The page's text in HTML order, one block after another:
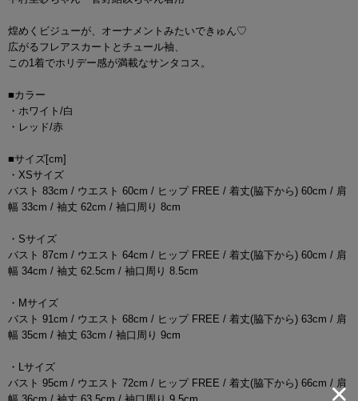
煌めくビジューが、オーナメントみたいできゅん♡
広がるフレアスカートとチュール袖、
この1着でホリデー感が満載なサンタコス。
■カラー
・ホワイト/白
・レッド/赤
■サイズ[cm]
・XSサイズ
バスト 83cm / ウエスト 60cm / ヒップ FREE / 着丈(脇下から) 60cm / 肩
幅 33cm / 袖丈 62cm / 袖口周り 8cm
・Sサイズ
バスト 87cm / ウエスト 64cm / ヒップ FREE / 着丈(脇下から) 60cm / 肩
幅 34cm / 袖丈 62.5cm / 袖口周り 8.5cm
・Mサイズ
バスト 91cm / ウエスト 68cm / ヒップ FREE / 着丈(脇下から) 63cm / 肩
幅 35cm / 袖丈 63cm / 袖口周り 9cm
・Lサイズ
バスト 95cm / ウエスト 72cm / ヒップ FREE / 着丈(脇下から) 66cm / 肩